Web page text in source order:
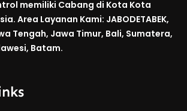
memiliki Cabang di Kota Kota
Area Layanan Kami: JABODETABEK,
Tengah, Jawa Timur, Bali, Sumatera,
Batam.